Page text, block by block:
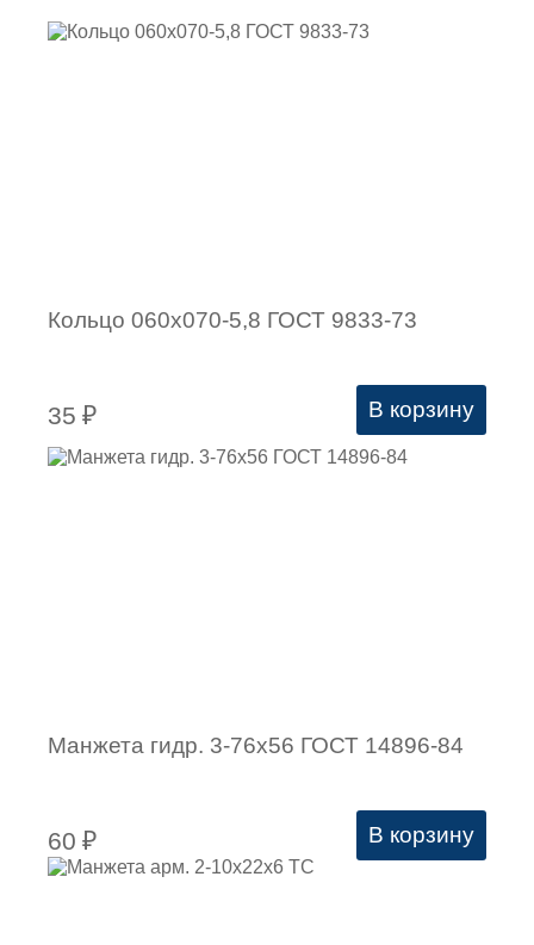
Кольцо 060х070-5,8 ГОСТ 9833-73
35 ₽ В корзину
Манжета гидр. 3-76х56 ГОСТ 14896-84
60 ₽ В корзину